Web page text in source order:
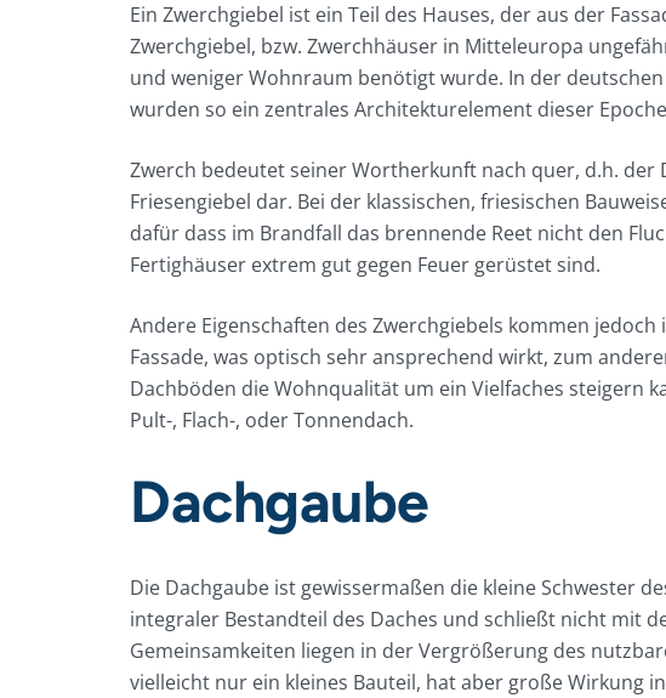
Ein Zwerchgiebel ist ein Teil des Hauses, der aus der
Zwerchgiebel, bzw. Zwerchhäuser in Mitteleuropa
und weniger Wohnraum benötigt wurde. In der
wurden so ein zentrales Architekturelement dieser
Zwerch bedeutet seiner Wortherkunft nach quer, d.h.
Friesengiebel dar. Bei der klassischen, friesischen
dafür dass im Brandfall das brennende Reet nicht den
Fertighäuser extrem gut gegen Feuer gerüstet sind.
Andere Eigenschaften des Zwerchgiebels kommen
Fassade, was optisch sehr ansprechend wirkt, zum
Dachböden die Wohnqualität um ein Vielfaches steigern
Pult-, Flach-, oder Tonnendach.
Dachgaube
Die Dachgaube ist gewissermaßen die kleine Schwester
integraler Bestandteil des Daches und schließt nicht mit
Gemeinsamkeiten liegen in der Vergrößerung des
vielleicht nur ein kleines Bauteil, hat aber große Wirkung